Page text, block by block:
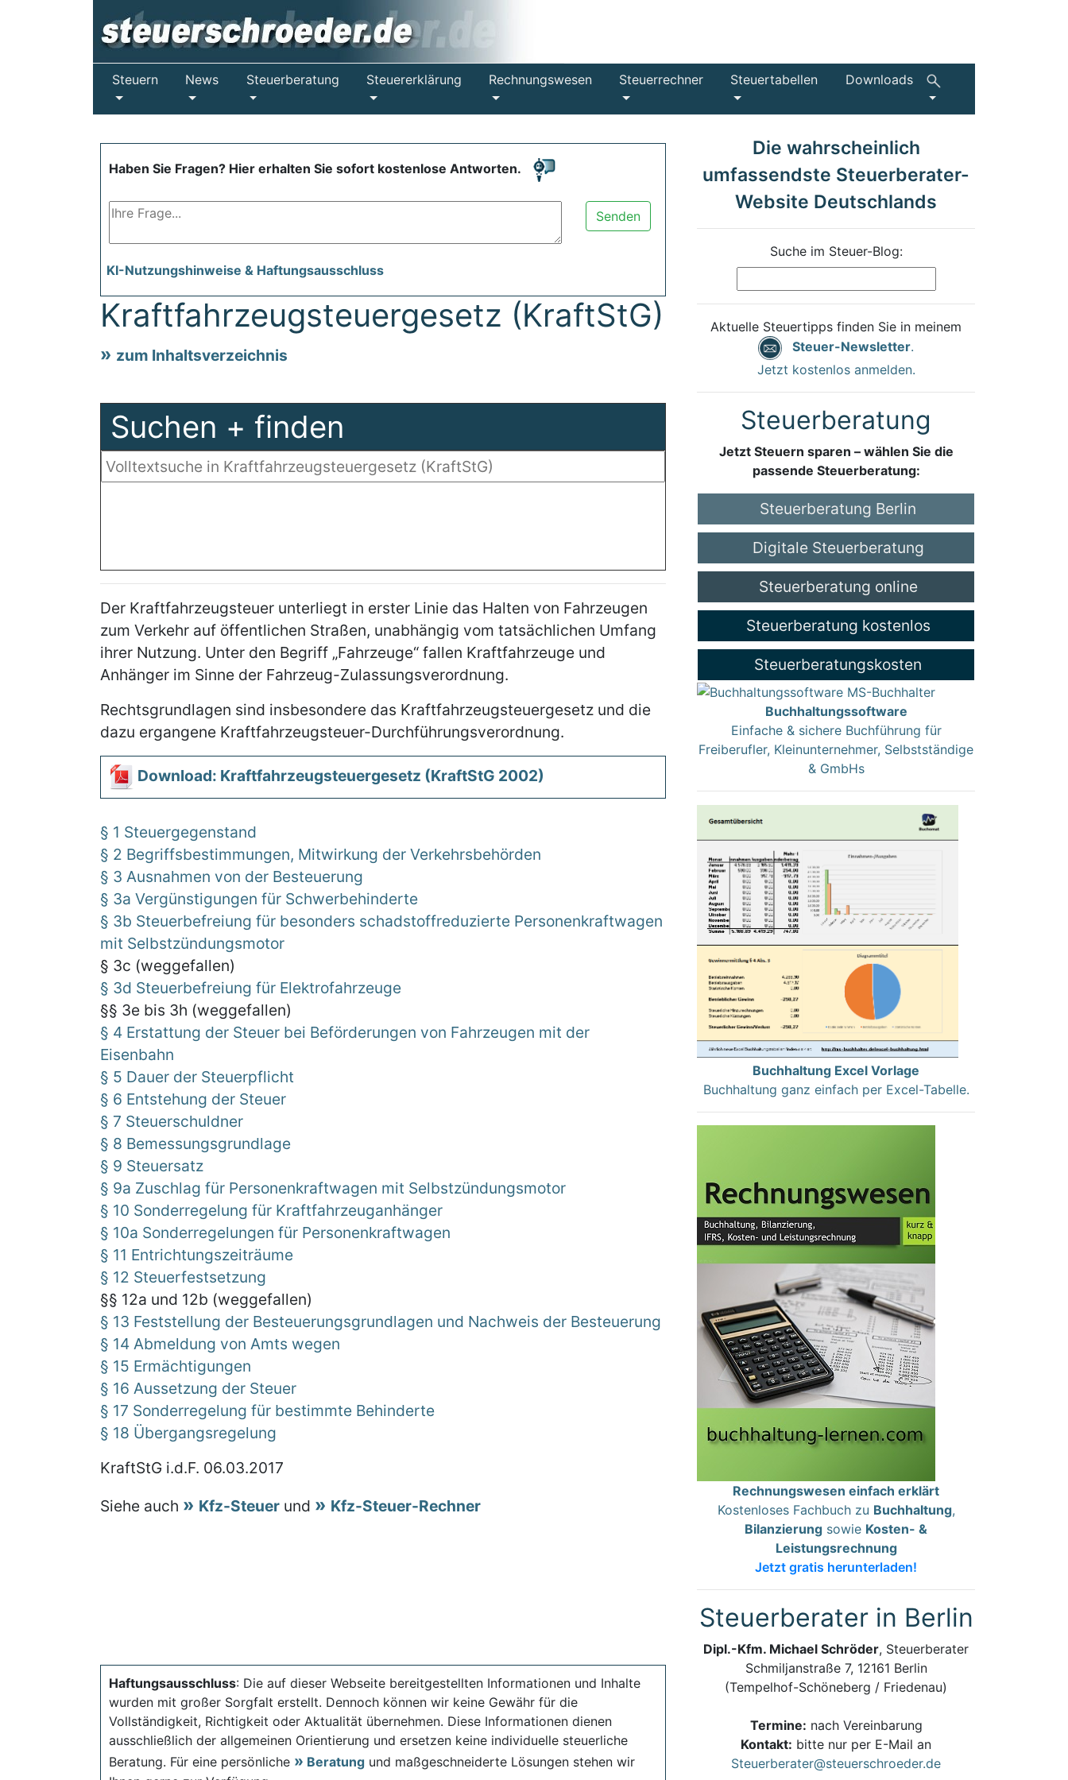
Steuern News Steuerberatung Steuererklärung Rechnungswesen Steuerrechner Steuertabellen Downloads
Haben Sie Fragen? Hier erhalten Sie sofort kostenlose Antworten.
Senden
KI-Nutzungshinweise & Haftungsausschluss
Kraftfahrzeugsteuergesetz (KraftStG)
zum Inhaltsverzeichnis
Suchen + finden
Der Kraftfahrzeugsteuer unterliegt in erster Linie das Halten von Fahrzeugen
zum Verkehr auf öffentlichen Straßen, unabhängig vom tatsächlichen Umfang
ihrer Nutzung. Unter den Begriff „Fahrzeuge“ fallen Kraftfahrzeuge und
Anhänger im Sinne der Fahrzeug-Zulassungsverordnung.
Rechtsgrundlagen sind insbesondere das Kraftfahrzeugsteuergesetz und die
dazu ergangene Kraftfahrzeugsteuer-Durchführungsverordnung.
Download: Kraftfahrzeugsteuergesetz (KraftStG 2002)
§ 1 Steuergegenstand
§ 2 Begriffsbestimmungen, Mitwirkung der Verkehrsbehörden
§ 3 Ausnahmen von der Besteuerung
§ 3a Vergünstigungen für Schwerbehinderte
§ 3b Steuerbefreiung für besonders schadstoffreduzierte Personenkraftwagen
mit Selbstzündungsmotor
§ 3c (weggefallen)
§ 3d Steuerbefreiung für Elektrofahrzeuge
§§ 3e bis 3h (weggefallen)
§ 4 Erstattung der Steuer bei Beförderungen von Fahrzeugen mit der
Eisenbahn
§ 5 Dauer der Steuerpflicht
§ 6 Entstehung der Steuer
§ 7 Steuerschuldner
§ 8 Bemessungsgrundlage
§ 9 Steuersatz
§ 9a Zuschlag für Personenkraftwagen mit Selbstzündungsmotor
§ 10 Sonderregelung für Kraftfahrzeuganhänger
§ 10a Sonderregelungen für Personenkraftwagen
§ 11 Entrichtungszeiträume
§ 12 Steuerfestsetzung
§§ 12a und 12b (weggefallen)
§ 13 Feststellung der Besteuerungsgrundlagen und Nachweis der Besteuerung
§ 14 Abmeldung von Amts wegen
§ 15 Ermächtigungen
§ 16 Aussetzung der Steuer
§ 17 Sonderregelung für bestimmte Behinderte
§ 18 Übergangsregelung
KraftStG i.d.F. 06.03.2017
Siehe auch
Kfz-Steuer und Kfz-Steuer-Rechner
Haftungsausschluss: Die auf dieser Webseite bereitgestellten Informationen und Inhalte
wurden mit großer Sorgfalt erstellt. Dennoch können wir keine Gewähr für die
Vollständigkeit, Richtigkeit oder Aktualität übernehmen. Diese Informationen dienen
ausschließlich der allgemeinen Orientierung und ersetzen keine individuelle steuerliche
Beratung. Für eine persönliche
Beratung und maßgeschneiderte Lösungen stehen wir
Die wahrscheinlich
umfassendste Steuerberater-
Website Deutschlands
Suche im Steuer-Blog:
Aktuelle Steuertipps finden Sie in meinem
Steuer-Newsletter.
Jetzt kostenlos anmelden.
Steuerberatung
Jetzt Steuern sparen – wählen Sie die
passende Steuerberatung:
Steuerberatung Berlin
Digitale Steuerberatung
Steuerberatung online
Steuerberatung kostenlos
Steuerberatungskosten
Buchhaltungssoftware
Einfache & sichere Buchführung für
Freiberufler, Kleinunternehmer, Selbstständige
& GmbHs
Buchhaltung Excel Vorlage
Buchhaltung ganz einfach per Excel-Tabelle.
Rechnungswesen einfach erklärt
Kostenloses Fachbuch zu Buchhaltung,
Bilanzierung sowie Kosten- &
Leistungsrechnung
Jetzt gratis herunterladen!
Steuerberater in Berlin
Dipl.-Kfm. Michael Schröder, Steuerberater
Schmiljanstraße 7, 12161 Berlin
(Tempelhof-Schöneberg / Friedenau)
Termine: nach Vereinbarung
Kontakt: bitte nur per E-Mail an
Steuerberater@steuerschroeder.de